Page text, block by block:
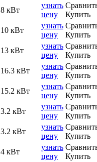
8 кВт
узнать
цену
Купить
10 кВт
узнать
цену
Купить
13 кВт
узнать
цену
Купить
16.3 кВт
узнать
цену
Купить
15.2 кВт
узнать
цену
Купить
3.2 кВт
узнать
цену
Купить
3.2 кВт
узнать
цену
Купить
4 кВт
узнать
цену
Купить